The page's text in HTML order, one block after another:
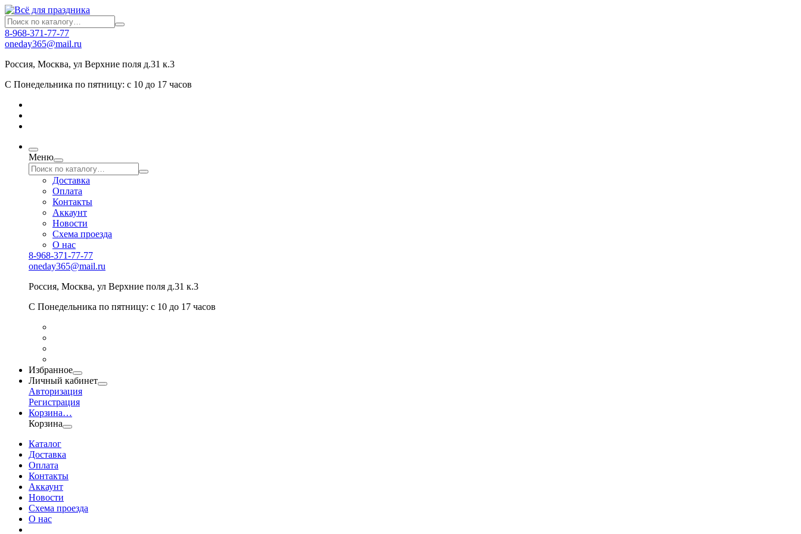
8-968-371-77-77
oneday365@mail.ru
Россия, Москва, ул Верхние поля д.31 к.3
С Понедельника по пятницу: с 10 до 17 часов
Меню
Доставка
Оплата
Контакты
Аккаунт
Новости
Схема проезда
О нас
8-968-371-77-77
oneday365@mail.ru
Россия, Москва, ул Верхние поля д.31 к.3
С Понедельника по пятницу: с 10 до 17 часов
Избранное
Личный кабинет
Авторизация
Регистрация
Корзина…
Корзина
Каталог
Доставка
Оплата
Контакты
Аккаунт
Новости
Схема проезда
О нас